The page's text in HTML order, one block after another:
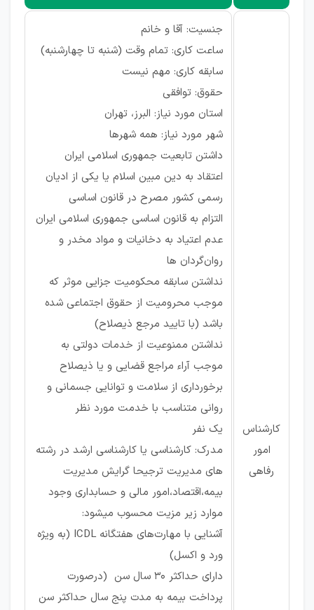
کارشناس
امور
رفاهی
جنسیت: آقا و خانم
ساعت کاری: تمام وقت (شنبه تا چهارشنبه)
سابقه کاری: مهم نیست
حقوق: توافقی
استان مورد نیاز: البرز، تهران
شهر مورد نیاز: همه شهرها
داشتن تابعیت جمهوری اسلامی ایران
اعتقاد به دین مبین اسلام یا یکی از ادیان
رسمی کشور مصرح در قانون اساسی
التزام به قانون اساسی جمهوری اسلامی ایران
عدم اعتیاد به دخانیات و مواد مخدر و
روان‌گردان ­ها
نداشتن سابقه محکومیت جزایی موثر که
موجب محرومیت از حقوق اجتماعی شده
باشد (با تایید مرجع ذی­صلاح)
نداشتن ممنوعیت از خدمات دولتی به
موجب آراء مراجع قضایی و یا ذی­صلاح
برخورداری از سلامت و توانایی جسمانی و
روانی متناسب با خدمت مورد نظر
یک نفر
مدرک: کارشناسی یا کارشناسی ارشد در رشته
های مدیریت ترجیحا گرایش مدیریت
بیمه،اقتصاد،امور مالی و حسابداری وجود
موارد زیر مزیت محسوب می­شود:
آشنایی با مهارت‌های هفت­گانه ICDL (به ویژه
ورد و اکسل)
دارای حداکثر 30 سال سن (درصورت
پرداخت بیمه به مدت پنج سال حداکثر سن